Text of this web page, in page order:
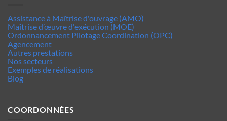
Assistance à Maîtrise d'ouvrage (AMO)
Maîtrise d’œuvre d'exécution (MOE)
Ordonnancement Pilotage Coordination (OPC)
Agencement
Autres prestations
Nos secteurs
Exemples de réalisations
Blog
COORDONNÉES